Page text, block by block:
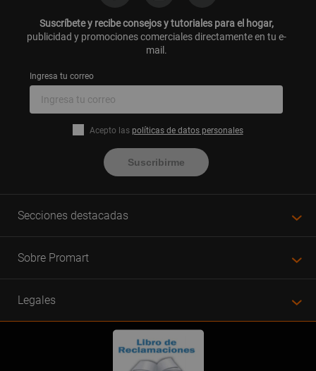
Suscríbete y recibe consejos y tutoriales para el hogar,
publicidad y promociones comerciales directamente en tu e-
mail.
Ingresa tu correo
Acepto las políticas de datos personales
Suscribirme
Secciones destacadas
Sobre Promart
Legales